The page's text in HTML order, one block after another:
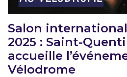
Salon
2025 : Saint-
accueille
Vélodrome